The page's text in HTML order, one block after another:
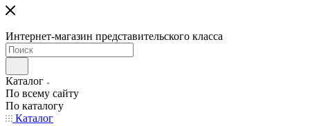
Интернет-магазин представительского класса
Каталог
По всему сайту
По каталогу
Каталог